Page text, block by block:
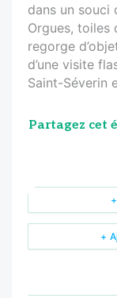
dans un souci
Orgues, toiles
regorge
d’une visite
Saint-Séverin
Partagez cet
+